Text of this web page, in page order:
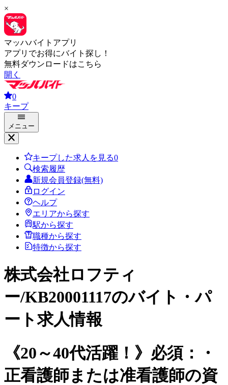
×
マッハバイトアプリ
アプリでお得にバイト探し！
無料ダウンロードはこちら
開く
0
キープ
メニュー
キープした求人を見る0
検索履歴
新規会員登録(無料)
ログイン
ヘルプ
エリアから探す
駅から探す
職種から探す
特徴から探す
株式会社ロフティ
ー/KB20001117のバイト・パ
ート求人情報
《20～40代活躍！》必須：・
正看護師または准看護師の資